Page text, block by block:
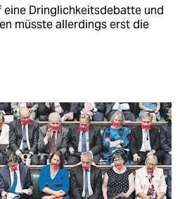
eine Dringlichkeitsdebatte und
müsste allerdings erst die